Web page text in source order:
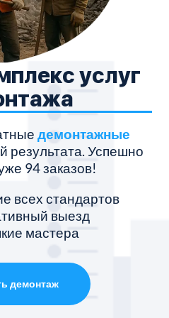
услуг
демонтажные
результата. Успешно
94 заказов!
всех стандартов
выезд
мастера
демонтаж